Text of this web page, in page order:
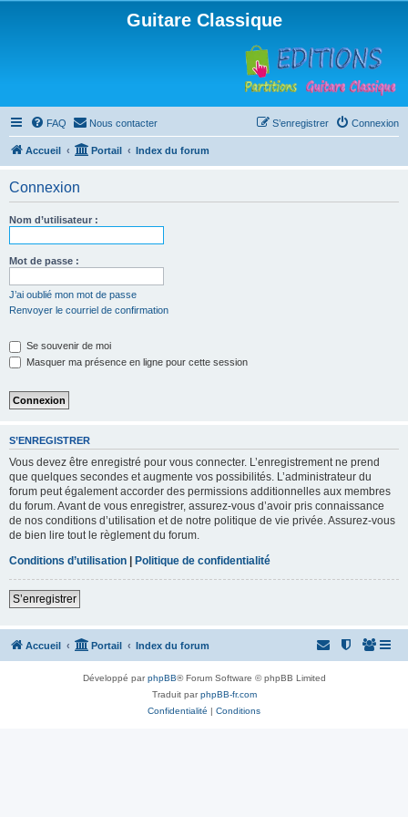
Guitare Classique
FAQ Nous contacter Connexion
S’enregistrer
Accueil Portail Index du forum
Connexion
Nom d’utilisateur :
Mot de passe :
J’ai oublié mon mot de passe
Renvoyer le courriel de confirmation
Se souvenir de moi
Masquer ma présence en ligne pour cette session
S’ENREGISTRER
Vous devez être enregistré pour vous connecter. L’enregistrement ne prend
que quelques secondes et augmente vos possibilités. L’administrateur du
forum peut également accorder des permissions additionnelles aux membres
du forum. Avant de vous enregistrer, assurez-vous d’avoir pris connaissance
de nos conditions d’utilisation et de notre politique de vie privée. Assurez-vous
de bien lire tout le règlement du forum.
Conditions d’utilisation | Politique de confidentialité
S’enregistrer
Accueil Portail Index du forum
Développé parphpBB® Forum Software © phpBB Limited
Traduit parphpBB-fr.com
Confidentialité | Conditions